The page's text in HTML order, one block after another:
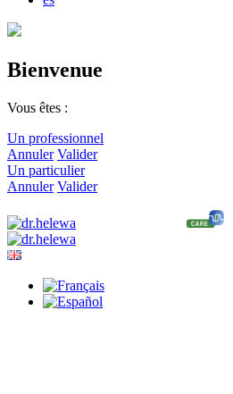
Bienvenue
Vous êtes :
Un professionnel
Annuler Valider
Un particulier
Annuler Valider